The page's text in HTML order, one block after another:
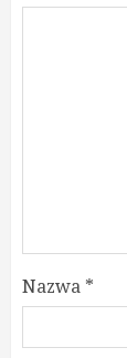
Nazwa *